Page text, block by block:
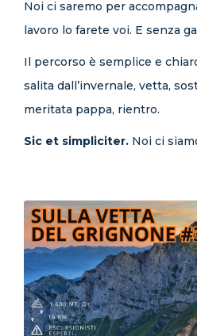
Noi ci saremo per
lavoro lo farete voi. E senza
Il percorso è semplice e
salita dall’invernale, vetta,
meritata pappa, rientro.
Sic et simpliciter. Noi ci